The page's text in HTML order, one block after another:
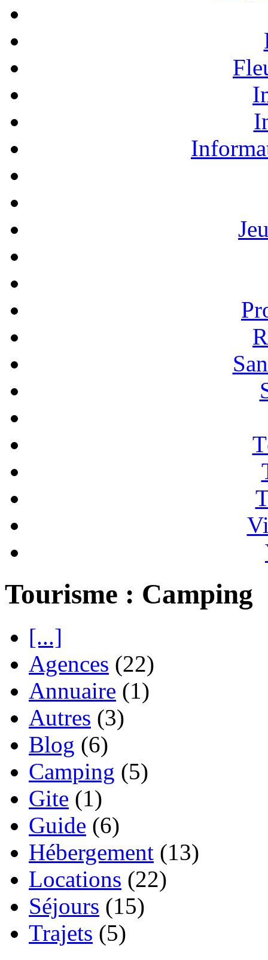
Tourisme : Camping
[...]
Agences (22)
Annuaire (1)
Autres (3)
Blog (6)
Camping (5)
Gite (1)
Guide (6)
Hébergement (13)
Locations (22)
Séjours (15)
Trajets (5)